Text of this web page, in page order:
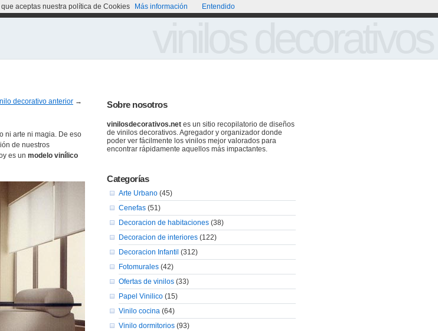
decorativo anterior →
ni arte ni magia. De eso
de nuestros
es un modelo vinílico
Sobre nosotros
vinilosdecorativos.net es un sitio recopilatorio de diseños
de vinilos decorativos. Agregador y organizador donde
poder ver fácilmente los vinilos mejor valorados para
encontrar rápidamente aquellos más impactantes.
Categorías
Arte Urbano (45)
Cenefas (51)
Decoracion de habitaciones (38)
Decoracion de interiores (122)
Decoracion Infantil (312)
Fotomurales (42)
Ofertas de vinilos (33)
Papel Vinilico (15)
Vinilo cocina (64)
Vinilo dormitorios (93)
aceptas nuestra política de Cookies Más información Entendido